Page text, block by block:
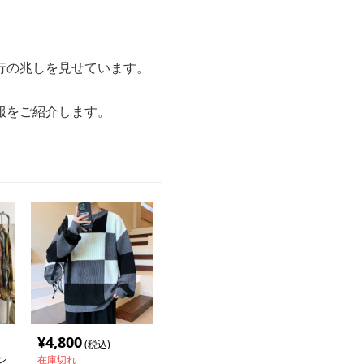
兆しを見せています。
ご紹介します。
¥4,800(税込)
在庫切れ